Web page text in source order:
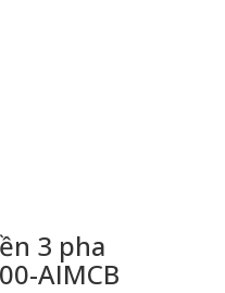
3 pha
AIMCB